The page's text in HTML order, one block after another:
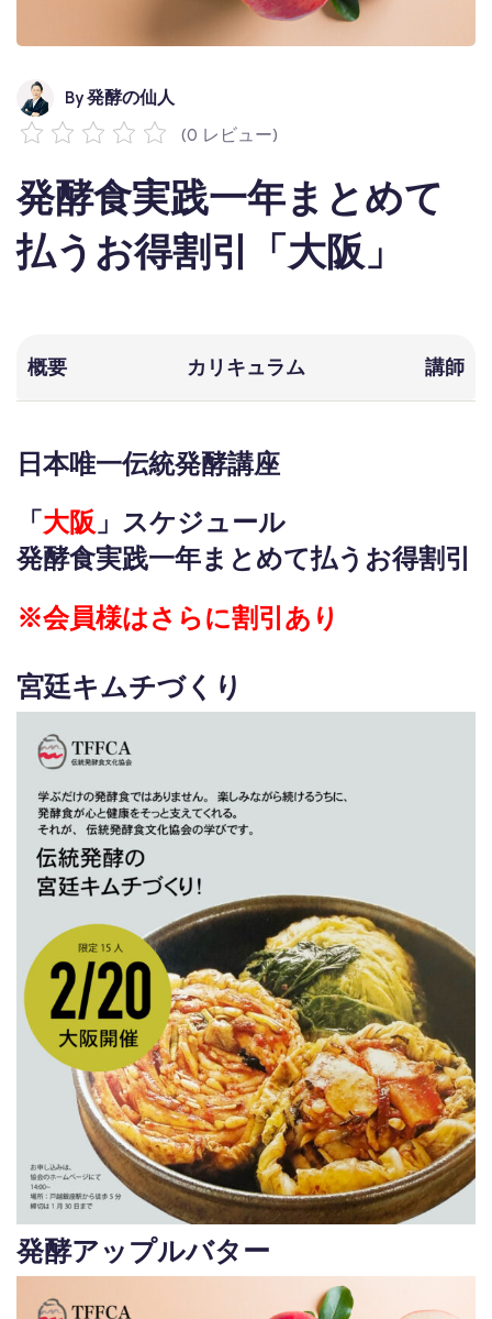
By発酵の仙人
(0 レビュー)
発酵食実践一年まとめて
払うお得割引「大阪」
概要 カリキュラム 講師
日本唯一伝統発酵講座
「大阪 」スケジュール
発酵食実践一年まとめて払うお得割引
※会員様はさらに割引あり
宮廷キムチづくり
発酵アップルバター